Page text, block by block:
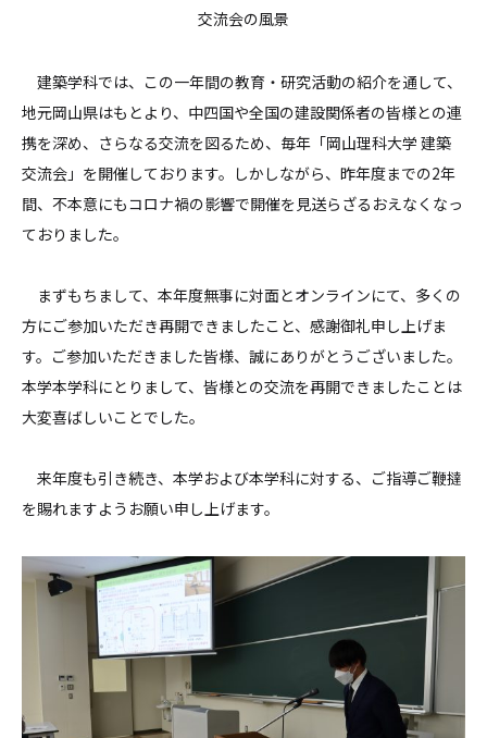
交流会の風景
建築学科では、この一年間の教育・研究活動の紹介を通して、
地元岡山県はもとより、中四国や全国の建設関係者の皆様との連
携を深め、さらなる交流を図るため、毎年「岡山理科大学 建築
交流会」を開催しております。しかしながら、昨年度までの2年
間、不本意にもコロナ禍の影響で開催を見送らざるおえなくなっ
ておりました。
まずもちまして、本年度無事に対面とオンラインにて、多くの
方にご参加いただき再開できましたこと、感謝御礼申し上げま
す。ご参加いただきました皆様、誠にありがとうございました。
本学本学科にとりまして、皆様との交流を再開できましたことは
大変喜ばしいことでした。
来年度も引き続き、本学および本学科に対する、ご指導ご鞭撻
を賜れますようお願い申し上げます。